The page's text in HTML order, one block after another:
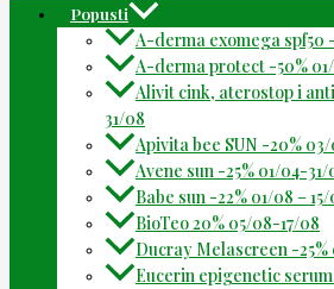
Popusti
A-derma exomega spf50
A-derma protect -50%
Alivit cink, aterostop i
31/08
Apivita bee SUN -20%
Avene sun -25% 01/04-31/
Babe sun -22% 01/08 –
BioTeo 20% 05/08-17/08
Ducray Melascreen -25%
Eucerin epigenetic